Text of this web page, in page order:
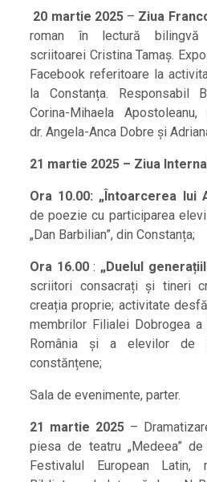
20 martie 2025 – Ziua
roman în lectură bilingvă
scriitoarei Cristina Tamaș.
Facebook referitoare la
la Constanța. Responsabil
Corina-Mihaela
dr. Angela-Anca Dobre și
21 martie 2025 – Ziua
Ora 10.00: „Întoarcerea lui
de poezie cu participarea
„Dan Barbilian”, din Constanța;
Ora 16.00: „Duelul
scriitori consacrați și tineri
creația proprie; activitate
membrilor Filialei Dobrogea
România și a elevilor de
constănțene;
Sala de evenimente, parter.
21 martie 2025–
piesa de teatru „Medeea”
Festivalul European Latin,